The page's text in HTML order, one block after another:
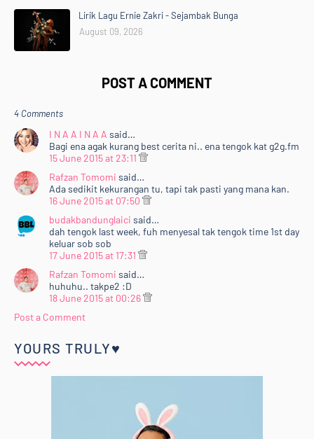
Lirik Lagu Ernie Zakri - Sejambak Bunga
August 09, 2026
POST A COMMENT
4 Comments
I N A A I N A A said…
Bagi ena agak kurang best cerita ni.. ena tengok kat g2g.fm
15 June 2015 at 23:11
Rafzan Tomomi said…
Ada sedikit kekurangan tu, tapi tak pasti yang mana kan.
16 June 2015 at 07:50
budakbandunglaici said…
dah tengok last week, fuh menyesal tak tengok time 1st day
keluar sob sob
17 June 2015 at 17:31
Rafzan Tomomi said…
huhuhu.. takpe2 :D
18 June 2015 at 00:26
Post a Comment
YOURS TRULY♥